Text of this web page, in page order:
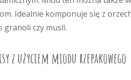
Idealnie komponuje się z
granoli czy musli.
z użyciem miodu rzepakowego